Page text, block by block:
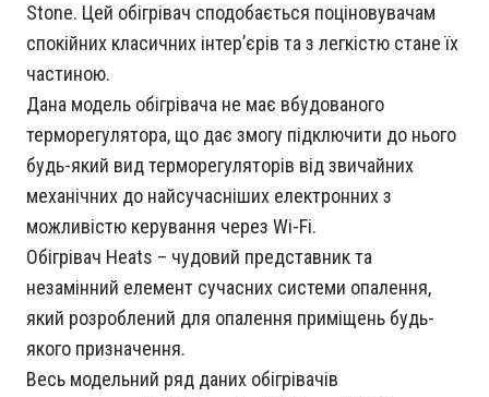
Stone. Цей обігрівач сподобається поціновувачам
спокійних класичних інтер’єрів та з легкістю стане їх
частиною.
Дана модель обігрівача не має вбудованого
терморегулятора, що дає змогу підключити до нього
будь-який вид терморегуляторів від звичайних
механічних до найсучасніших електронних з
можливістю керування через Wi-Fi.
Обігрівач Heats – чудовий представник та
незамінний елемент сучасних системи опалення,
який розроблений для опалення приміщень будь-
якого призначення.
Весь модельний ряд даних обігрівачів